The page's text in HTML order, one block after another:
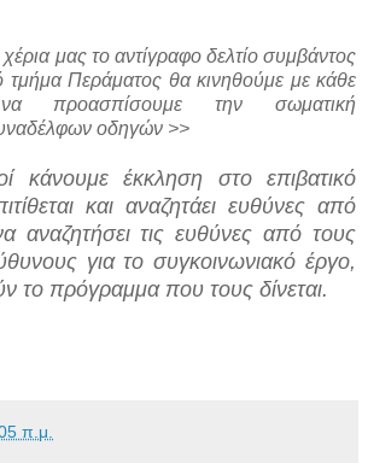
μας το αντίγραφο δελτίο συμβάντος
τμήμα Περάματος θα κινηθούμε με κάθε
προασπίσουμε την σωματική
οδηγών >>
κάνουμε έκκληση στο επιβατικό
και αναζητάει ευθύνες από
αναζητήσει τις ευθύνες από τους
για το συγκοινωνιακό έργο,
το πρόγραμμα που τους δίνεται.
π.μ.